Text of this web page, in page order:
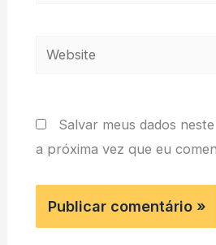
Website
Salvar meus dados
a próxima vez que eu